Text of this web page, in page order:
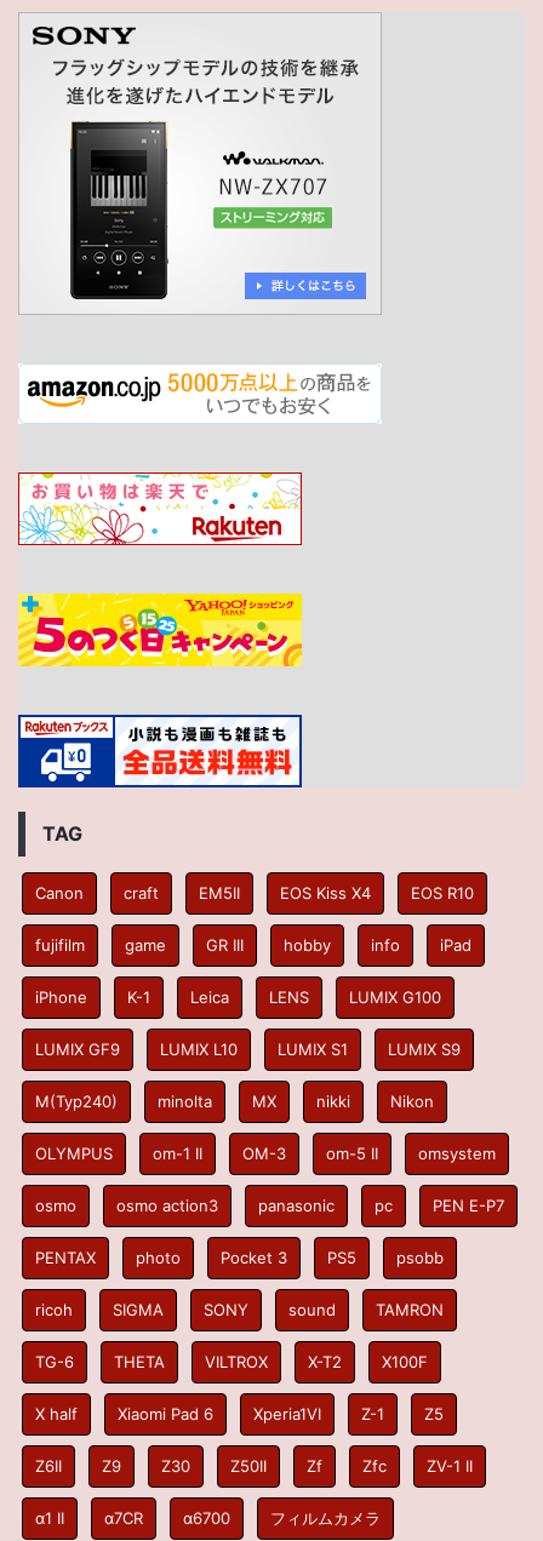
TAG
Canon craft EM5II EOS Kiss X4 EOS R10
fujifilm game GR III hobby info iPad
iPhone K-1 Leica LENS LUMIX G100
LUMIX GF9 LUMIX L10 LUMIX S1 LUMIX S9
M(Typ240) minolta MX nikki Nikon
OLYMPUS om-1 II OM-3 om-5 II omsystem
osmo osmo action3 panasonic pc PEN E-P7
PENTAX photo Pocket 3 PS5 psobb
ricoh SIGMA SONY sound TAMRON
TG-6 THETA VILTROX X-T2 X100F
X half Xiaomi Pad 6 Xperia1VI Z-1 Z5
Z6II Z9 Z30 Z50II Zf Zfc ZV-1 II
α1 II α7CR α6700 フィルムカメラ